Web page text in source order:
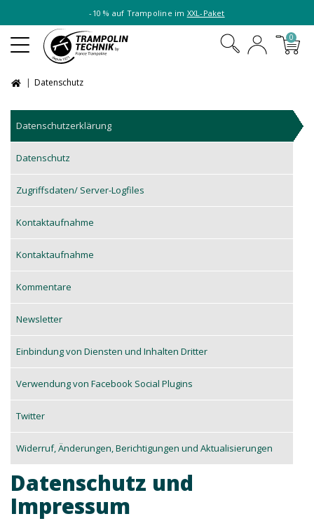
-10 % auf Trampoline im XXL-Paket
0
Datenschutz
Datenschutzerklärung
Datenschutz
Zugriffsdaten/ Server-Logfiles
Kontaktaufnahme
Kontaktaufnahme
Kommentare
Newsletter
Einbindung von Diensten und Inhalten Dritter
Verwendung von Facebook Social Plugins
Twitter
Widerruf, Änderungen, Berichtigungen und Aktualisierungen
Datenschutz und
Impressum